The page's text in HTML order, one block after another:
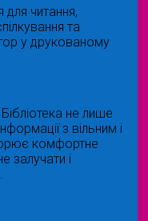
для читання,
та
у друкованому
не лише
з вільним і
комфортне
залучати і